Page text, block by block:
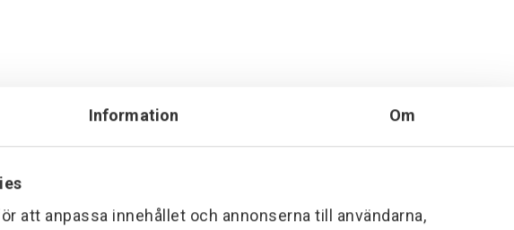
Information Om
att anpassa innehållet och annonserna till användarna,